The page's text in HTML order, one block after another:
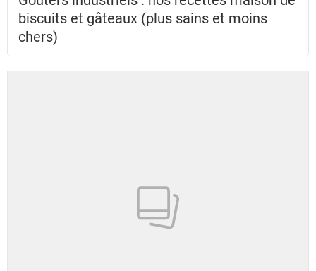
biscuits et gâteaux (plus sains et moins
chers)